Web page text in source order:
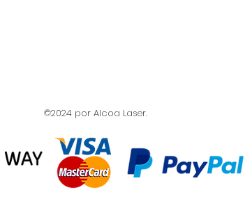
©2024 por Alcoa Laser.